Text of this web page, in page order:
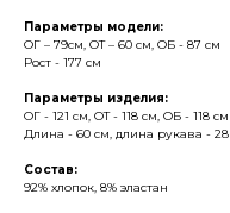
Параметры модели:
ОГ – 79см, ОТ – 60 см, ОБ - 87 см
Рост - 177 см
Параметры изделия:
ОГ - 121 см, ОТ - 118 см, ОБ - 118 см
Длина - 60 см, длина рукава -
Состав:
92% хлопок, 8% эластан